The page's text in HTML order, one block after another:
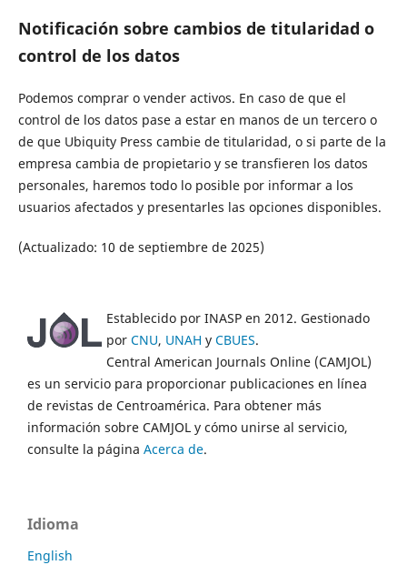
Notificación sobre cambios de titularidad o
control de los datos
Podemos comprar o vender activos. En caso de que el
control de los datos pase a estar en manos de un tercero o
de que Ubiquity Press cambie de titularidad, o si parte de la
empresa cambia de propietario y se transfieren los datos
personales, haremos todo lo posible por informar a los
usuarios afectados y presentarles las opciones disponibles.
(Actualizado: 10 de septiembre de 2025)
Establecido por INASP en 2012. Gestionado
por CNU, UNAH y CBUES.
Central American Journals Online (CAMJOL)
es un servicio para proporcionar publicaciones en línea
de revistas de Centroamérica. Para obtener más
información sobre CAMJOL y cómo unirse al servicio,
consulte la página Acerca de.
Idioma
English